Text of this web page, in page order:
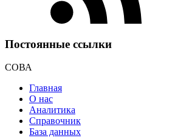
Постоянные ссылки
СОВА
Главная
О нас
Аналитика
Справочник
База данных